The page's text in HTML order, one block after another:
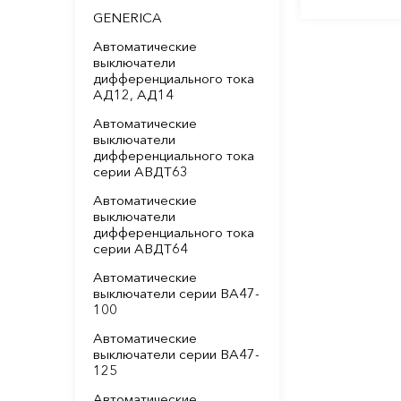
GENERICA
Автоматические
выключатели
дифференциального тока
АД12, АД14
Автоматические
выключатели
дифференциального тока
серии АВДТ63
Автоматические
выключатели
дифференциального тока
серии АВДТ64
Автоматические
выключатели серии ВА47-
100
Автоматические
выключатели серии ВА47-
125